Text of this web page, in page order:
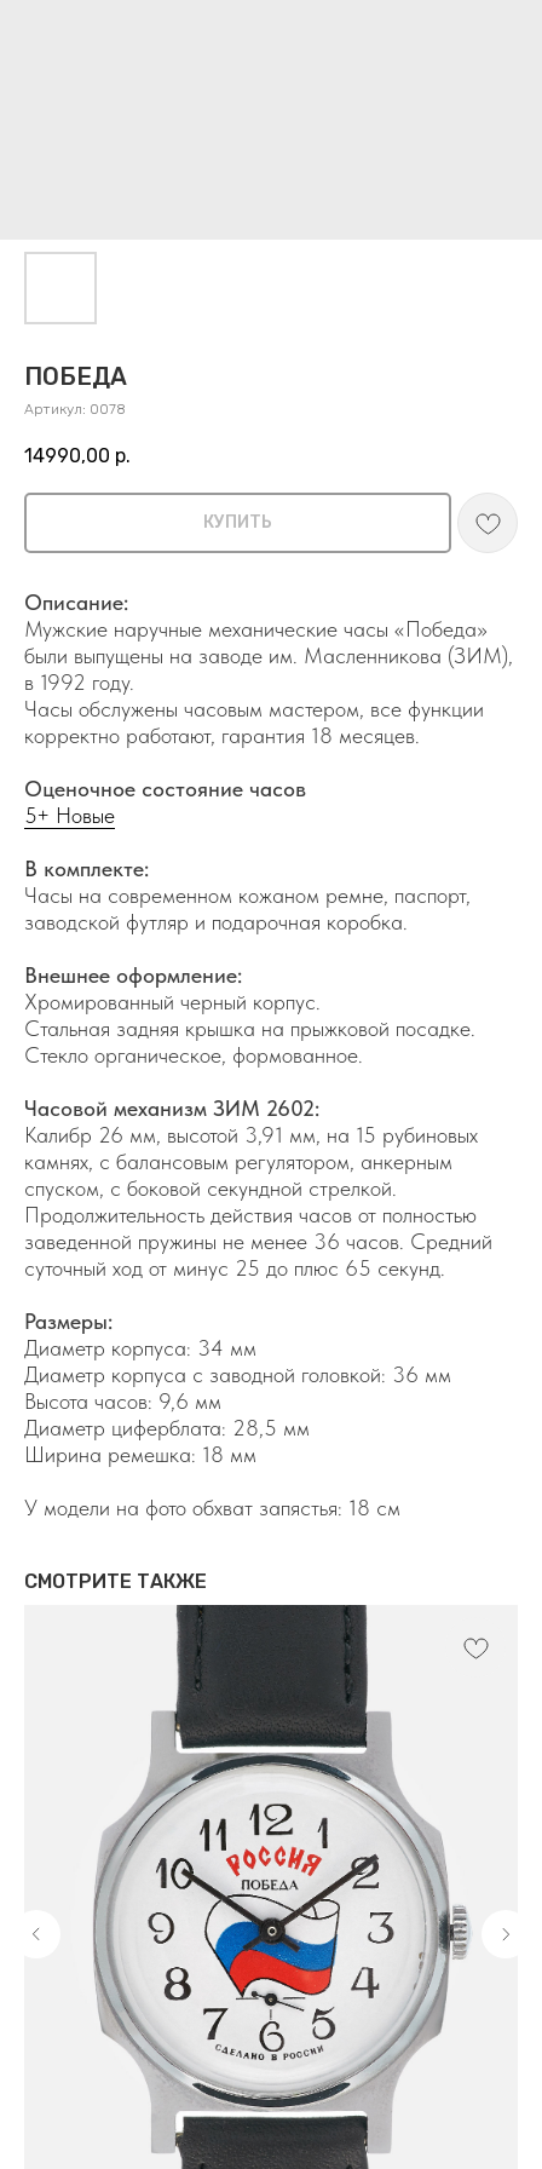
ПОБЕДА
Артикул: 0078
14990,00 р.
КУПИТЬ
Описание:
Мужские наручные механические часы «Победа»
были выпущены на заводе им. Масленникова (ЗИМ),
в 1992 году.
Часы обслужены часовым мастером, все функции
корректно работают, гарантия 18 месяцев.
Оценочное состояние часов
5+ Новые
В комплекте:
Часы на современном кожаном ремне, паспорт,
заводской футляр и подарочная коробка.
Внешнее оформление:
Хромированный черный корпус.
Стальная задняя крышка на прыжковой посадке.
Стекло органическое, формованное.
Часовой механизм ЗИМ 2602:
Калибр 26 мм, высотой 3,91 мм, на 15 рубиновых
камнях, с балансовым регулятором, анкерным
спуском, с боковой секундной стрелкой.
Продолжительность действия часов от полностью
заведенной пружины не менее 36 часов. Средний
суточный ход от минус 25 до плюс 65 секунд.
Размеры:
Диаметр корпуса: 34 мм
Диаметр корпуса с заводной головкой: 36 мм
Высота часов: 9,6 мм
Диаметр циферблата: 28,5 мм
Ширина ремешка: 18 мм
У модели на фото обхват запястья: 18 см
СМОТРИТЕ ТАКЖЕ
+7 964 7-925-925
ИНН: 400000367962
tikali@internet.ru